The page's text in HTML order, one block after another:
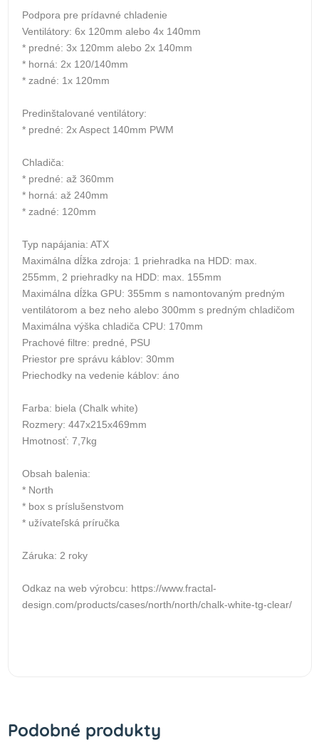
Podpora pre prídavné chladenie
Ventilátory: 6x 120mm alebo 4x 140mm
* predné: 3x 120mm alebo 2x 140mm
* horná: 2x 120/140mm
* zadné: 1x 120mm
Predinštalované ventilátory:
* predné: 2x Aspect 140mm PWM
Chladiča:
* predné: až 360mm
* horná: až 240mm
* zadné: 120mm
Typ napájania: ATX
Maximálna dĺžka zdroja: 1 priehradka na HDD: max.
255mm, 2 priehradky na HDD: max. 155mm
Maximálna dĺžka GPU: 355mm s namontovaným predným
ventilátorom a bez neho alebo 300mm s predným chladičom
Maximálna výška chladiča CPU: 170mm
Prachové filtre: predné, PSU
Priestor pre správu káblov: 30mm
Priechodky na vedenie káblov: áno
Farba: biela (Chalk white)
Rozmery: 447x215x469mm
Hmotnosť: 7,7kg
Obsah balenia:
* North
* box s príslušenstvom
* užívateľská príručka
Záruka: 2 roky
Odkaz na web výrobcu: https://www.fractal-
design.com/products/cases/north/north/chalk-white-tg-clear/
Podobné produkty